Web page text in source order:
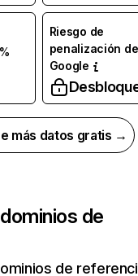
Riesgo de
penalización de
Google
más datos gratis →
de
de